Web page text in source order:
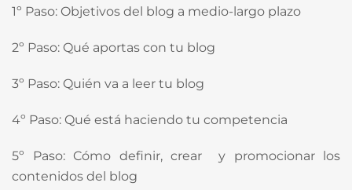
1º Paso: Objetivos del blog a medio-largo plazo
2º Paso: Qué aportas con tu blog
3º Paso: Quién va a leer tu blog
4º Paso: Qué está haciendo tu competencia
5º Paso: Cómo definir, crear y promocionar los
contenidos del blog